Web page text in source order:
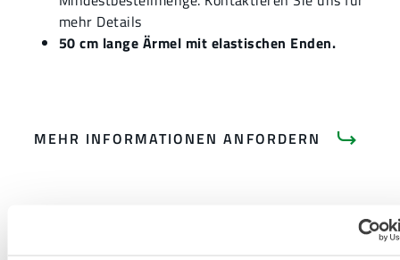
mehr Details
50 cm lange Ärmel mit elastischen Enden.
MEHR INFORMATIONEN ANFORDERN